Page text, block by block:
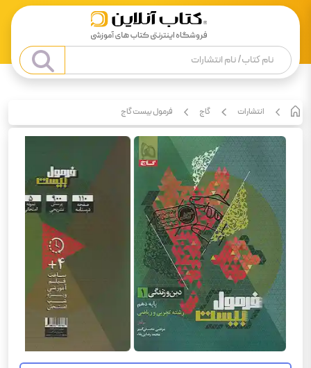
انتشارات گاج فرمول بیست گاج